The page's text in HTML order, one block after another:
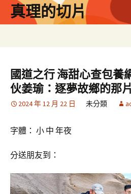
真理的切片
國道之行 海甜心查包養
伙姜瑜：逐夢故鄉的那
2024 年 12 月 22 日 未分類
字體： 小 中 年夜
分送朋友到：